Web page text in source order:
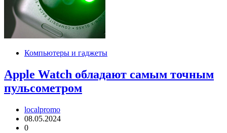
Компьютеры и гаджеты
Apple Watch обладают самым точным
пульсометром
localpromo
08.05.2024
0